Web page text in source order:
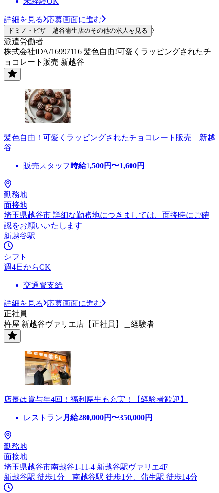
詳細を見る 応募画面に進む
ドミノ・ピザ 越谷蒲生店のその他の求人を見る
派遣労働者
株式会社iDA/16997116 髪色自由!可愛くラッピングされたチ
ョコレート販売 新越谷
髪色自由！可愛くラッピングされたチョコレート販売 新越
谷
販売スタッフ 時給1,500円〜1,600円
勤務地
面接地
埼玉県越谷市 詳細な勤務地につきましては、面接時にご確
認をお願いいたします
新越谷駅
シフト
週4日からOK
交通費支給
詳細を見る
応募画面に進む
正社員
杵屋 新越谷ヴァリエ店【正社員】＿経験者
店長は賞与年4回！福利厚生も充実！【経験者歓迎】
レストラン 月給280,000円〜350,000円
勤務地
面接地
埼玉県越谷市南越谷1-11-4 新越谷駅ヴァリエ4F
新越谷駅 徒歩1分、南越谷駅 徒歩1分、蒲生駅 徒歩14分